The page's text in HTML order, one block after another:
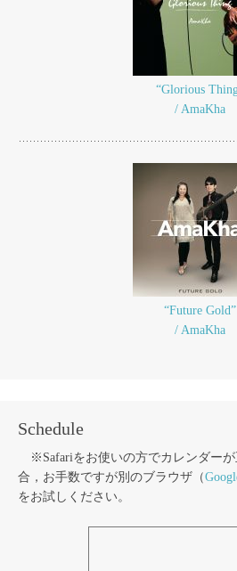
“Glorious
/ AmaKha
“Future Gold”
/ AmaKha
Schedule
※Safariをお使いの方でカレンダーが
合，お手数ですが別のブラウザ（
をお試しください。